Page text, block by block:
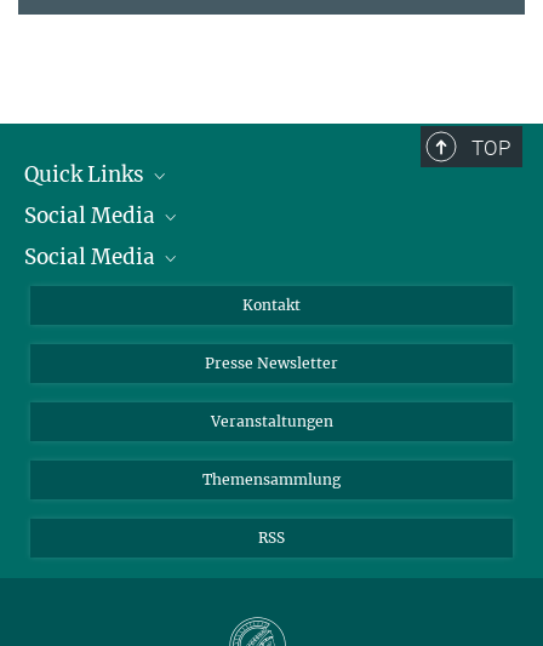
TOP
Quick Links
Präsident
Zahlen und Fakten
Meldestelle Fehlverhalten
Social Media
Bluesky
TikTok
Social Media
Instagram
YouTube
Kontakt
Presse Newsletter
Veranstaltungen
Themensammlung
RSS